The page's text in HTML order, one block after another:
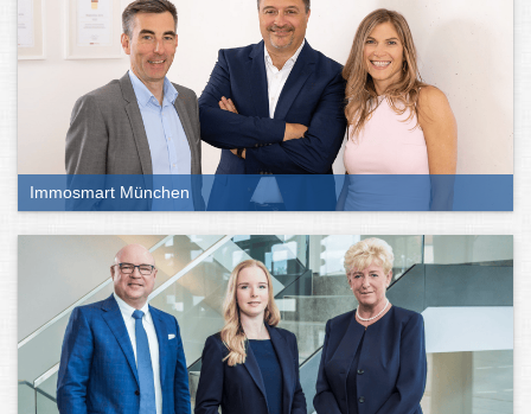
Immosmart München